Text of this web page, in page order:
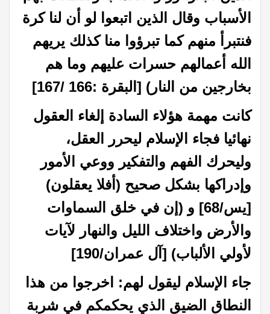
الأسباب وقال الذين اتبعوا لو أن لنا كرة
فنتبرأ منهم كما تبرؤوا منا كذلك يريهم
الله أعمالهم حسرات عليهم وما هم
بخارجين من النار) [البقرة :166 /167]
كانت مهمة هؤلاء السادة إلغاء العقول
نهائيا فجاء الإسلام ليحرر العقل،
وليحرك الفهم والتفكير ووعي الأمور
وإدراكها بشكل صحيح (أفلا يعقلون)
[يس/68] و (إن في خلق السماوات
والأرض واختلاف الليل والنهار لآيات
لأولي الألباب) [آل عمران/190]
جاء الإسلام ليقول لهم: اخرجوا من هذا
النطاق الضيق الذي يحكمكم في شربة